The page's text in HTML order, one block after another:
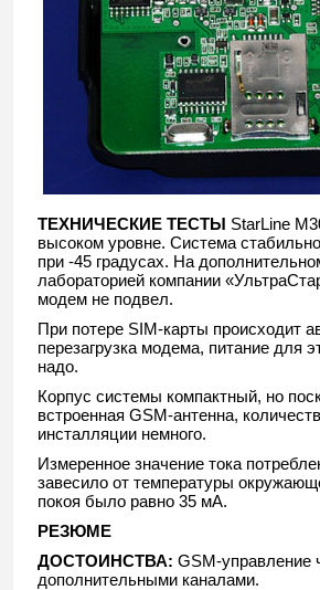
ТЕХНИЧЕСКИЕ ТЕСТЫ StarLine
высоком уровне. Система
при -45 градусах. На
лабораторией компании
модем не подвел.
При потере SIM-карты происходит
перезагрузка модема, питание для
надо.
Корпус системы компактный, но
встроенная GSM-антенна,
инсталляции немного.
Измеренное значение тока
завесило от температуры
покоя было равно 35 мА.
РЕЗЮМЕ
ДОСТОИНСТВА: GSM-управление
дополнительными каналами.